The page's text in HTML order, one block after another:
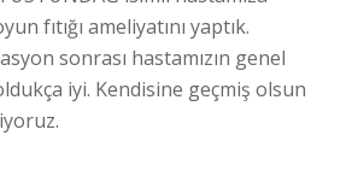
fıtığı ameliyatını yaptık.
sonrası hastamızın genel
iyi. Kendisine geçmiş olsun